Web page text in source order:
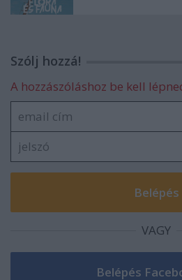
Szólj hozzá!
A hozzászóláshoz be kell
VAGY